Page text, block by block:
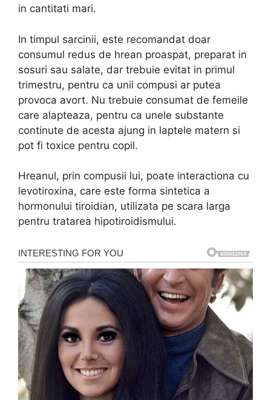
in cantitati mari.
In timpul sarcinii, este recomandat doar
consumul redus de hrean proaspat, preparat in
sosuri sau salate, dar trebuie evitat in primul
trimestru, pentru ca unii compusi ar putea
provoca avort. Nu trebuie consumat de femeile
care alapteaza, pentru ca unele substante
continute de acesta ajung in laptele matern si
pot fi toxice pentru copil.
Hreanul, prin compusii lui, poate interactiona cu
levotiroxina, care este forma sintetica a
hormonului tiroidian, utilizata pe scara larga
pentru tratarea hipotiroidismului.